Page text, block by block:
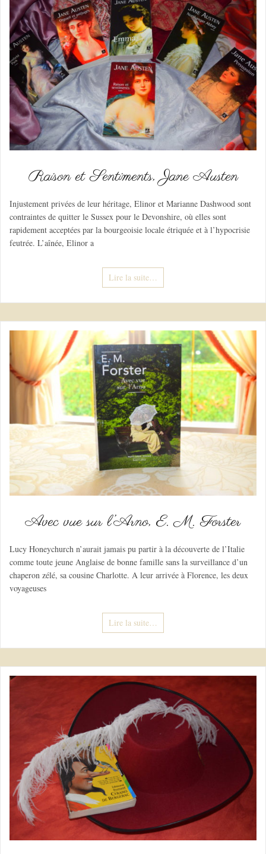
Raison et Sentiments, Jane Austen
Injustement privées de leur héritage, Elinor et Marianne Dashwood sont
contraintes de quitter le Sussex pour le Devonshire, où elles sont
rapidement acceptées par la bourgeoisie locale étriquée et à l’hypocrisie
feutrée. L’aînée, Elinor a
Lire la suite…
Avec vue sur l’Arno, E. M. Forster
Lucy Honeychurch n’aurait jamais pu partir à la découverte de l’Italie
comme toute jeune Anglaise de bonne famille sans la surveillance d’un
chaperon zélé, sa cousine Charlotte. A leur arrivée à Florence, les deux
voyageuses
Lire la suite…